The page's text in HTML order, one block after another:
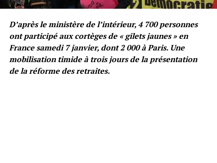
D’après le ministère de l’intérieur, 4 700 personnes
ont participé aux cortèges de « gilets jaunes » en
France samedi 7 janvier, dont 2 000 à Paris. Une
mobilisation timide à trois jours de la présentation
de la réforme des retraites.